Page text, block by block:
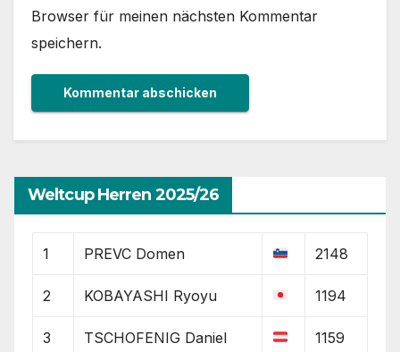
Browser für meinen nächsten Kommentar
speichern.
Weltcup Herren 2025/26
1 PREVC Domen 2148
2 KOBAYASHI Ryoyu 1194
3 TSCHOFENIG Daniel 1159